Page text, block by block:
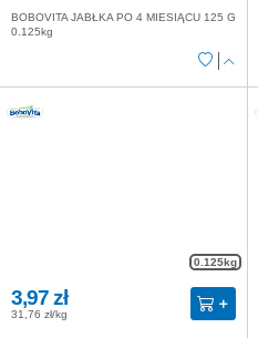
BOBOVITA JABŁKA PO 4 MIESIĄCU 125 G
0.125kg
0.125kg
3,97 zł
31,76 zł/kg